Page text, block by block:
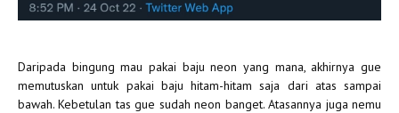
Daripada bingung mau pakai baju neon yang mana, akhirnya gue
memutuskan untuk pakai baju hitam-hitam saja dari atas sampai
bawah. Kebetulan tas gue sudah neon banget. Atasannya juga nemu